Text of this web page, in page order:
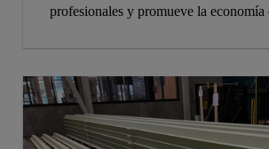
profesionales y promueve la economía